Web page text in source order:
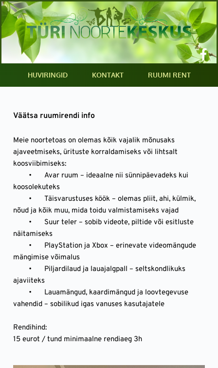
Skip
content
HUVIRINGID KONTAKT RUUMI RENT
Väätsa ruumirendi info
Meie noortetoas on olemas kõik vajalik mõnusaks
ajaveetmiseks, ürituste korraldamiseks või lihtsalt
koosviibimiseks:
koosolekuteks
nõud ja kõik muu, mida toidu valmistamiseks vajad
näitamiseks
mängimise võimalus
ajaviiteks
vahendid – sobilikud igas vanuses kasutajatele
Rendihind:
15 eurot / tund minimaalne rendiaeg 3h